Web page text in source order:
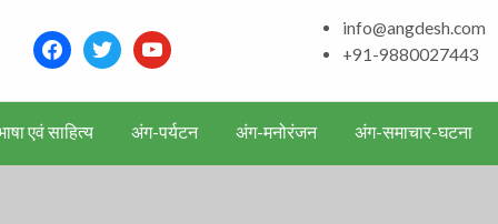
and around – History,
facebooktwitteryoutube
info@angdesh.com
+91-9880027443
एवं साहित्य अंग-पर्यटन अंग-मनोरंजन अंग-समाचार-घटना